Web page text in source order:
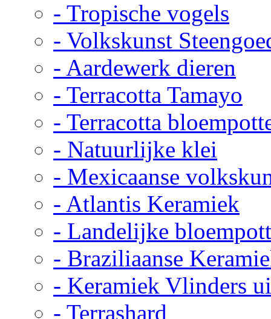
- Tropische vogels
- Volkskunst
- Aardewerk dieren
- Terracotta Tamayo
- Terracotta
- Natuurlijke klei
- Mexicaanse
- Atlantis Keramiek
- Landelijke
- Braziliaanse
- Keramiek Vlinders
- Terrashard